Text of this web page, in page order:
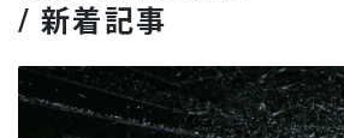
/ 新着記事